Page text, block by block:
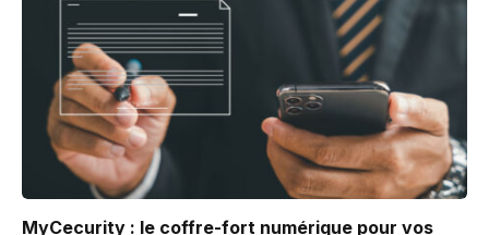
MyCecurity : le coffre-fort numérique pour vos